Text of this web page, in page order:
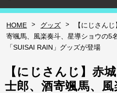
HOME > グッズ >
【にじさん
寄颯馬、風楽奏斗、星導ショウの5
「SUISAI RAIN」グッズが登場
【にじさんじ】赤
士郎、酒寄颯馬、